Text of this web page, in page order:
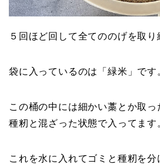
５回ほど回して全てののげを取り
袋に入っているのは「緑米」です
この桶の中には細かい藁とか取
種籾と混ざった状態で入ってます
これを水に入れてゴミと種籾を